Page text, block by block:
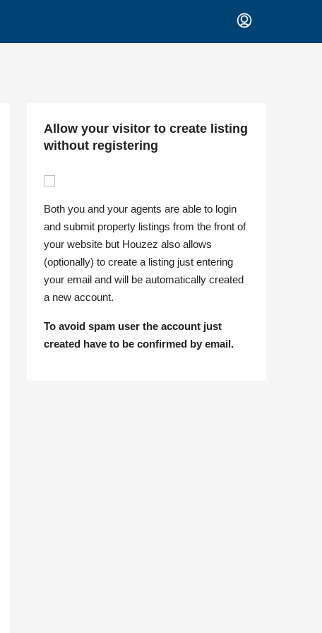
Allow your visitor to create listing
without registering
Both you and your agents are able to login
and submit property listings from the front of
your website but Houzez also allows
(optionally) to create a listing just entering
your email and will be automatically created
a new account.
To avoid spam user the account just
created have to be confirmed by email.